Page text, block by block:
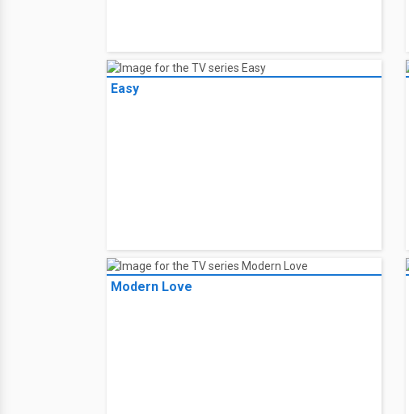
Easy
Modern Love